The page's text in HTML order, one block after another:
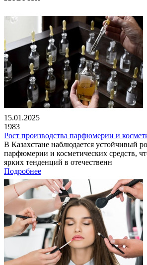
15.01.2025
1983
Рост производства парфюмерии и
В Казахстане наблюдается устойчивый
парфюмерии и косметических средств,
ярких тенденций в отечественн
Подробнее